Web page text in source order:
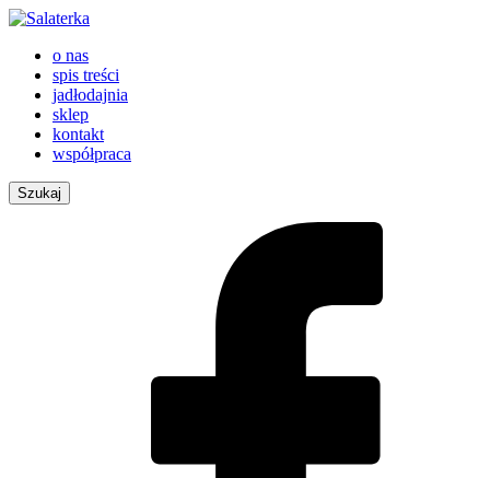
o nas
spis treści
jadłodajnia
sklep
kontakt
współpraca
Szukaj